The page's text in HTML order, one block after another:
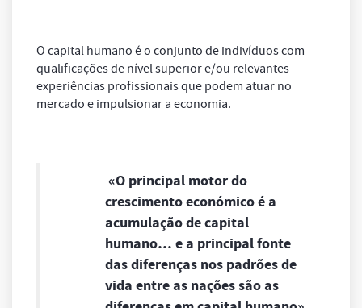
O capital humano é o conjunto de indivíduos com
qualificações de nível superior e/ou relevantes
experiências profissionais que podem atuar no
mercado e impulsionar a economia.
«O principal motor do
crescimento económico é a
acumulação de capital
humano… e a principal fonte
das diferenças nos padrões de
vida entre as nações são as